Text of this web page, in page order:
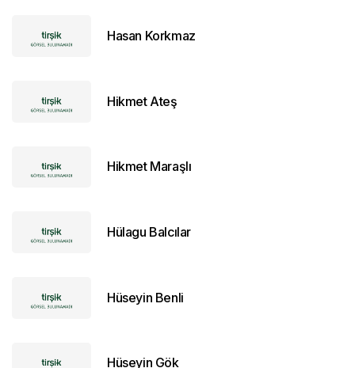
Hasan Korkmaz
Hikmet Ateş
Hikmet Maraşlı
Hülagu Balcılar
Hüseyin Benli
Hüseyin Gök